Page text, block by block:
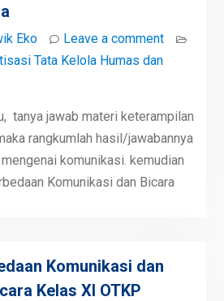
Eko
Leave a comment
Tata Kelola Humas dan
tanya jawab materi keterampilan
rangkumlah hasil/jawabannya
komunikasi. kemudian
Komunikasi dan Bicara
Komunikasi dan
Kelas XI OTKP